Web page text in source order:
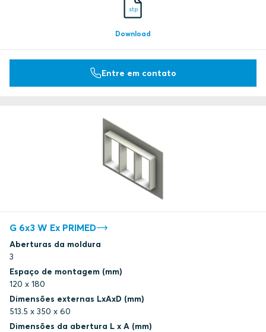
stp
Download
Entre em contato
G 6x3 W Ex PRIMED
Aberturas da moldura
3
Espaço de montagem (mm)
120 x 180
Dimensões externas LxAxD (mm)
513.5 x 350 x 60
Dimensões da abertura L x A (mm)